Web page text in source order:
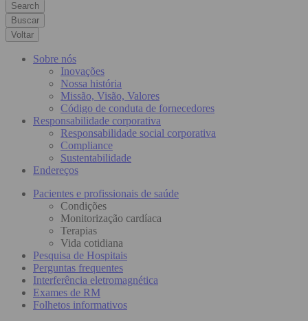
Buscar
Voltar
Sobre nós
Inovações
Nossa história
Missão, Visão, Valores
Código de conduta de fornecedores
Responsabilidade corporativa
Responsabilidade social corporativa
Compliance
Sustentabilidade
Endereços
Pacientes e profissionais de saúde
Condições
Monitorização cardíaca
Terapias
Vida cotidiana
Pesquisa de Hospitais
Perguntas frequentes
Interferência eletromagnética
Exames de RM
Folhetos informativos